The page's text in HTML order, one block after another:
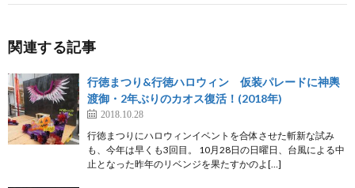
関連する記事
行徳まつり&行徳ハロウィン 仮装パレードに神輿
渡御・2年ぶりのカオス復活！(2018年)
2018.10.28
行徳まつりにハロウィンイベントを合体させた斬新な試み
も、今年は早くも3回目。 10月28日の日曜日、台風による中
止となった昨年のリベンジを果たすかのよ[…]